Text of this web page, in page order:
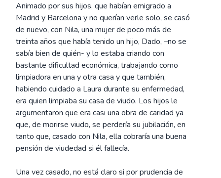
Animado por sus hijos, que habían emigrado a
Madrid y Barcelona y no querían verle solo, se casó
de nuevo, con Nila, una mujer de poco más de
treinta años que había tenido un hijo, Dado, –no se
sabía bien de quién- y lo estaba criando con
bastante dificultad económica, trabajando como
limpiadora en una y otra casa y que también,
habiendo cuidado a Laura durante su enfermedad,
era quien limpiaba su casa de viudo. Los hijos le
argumentaron que era casi una obra de caridad ya
que, de morirse viudo, se perdería su jubilación, en
tanto que, casado con Nila, ella cobraría una buena
pensión de viudedad si él fallecía.
Una vez casado, no está claro si por prudencia de